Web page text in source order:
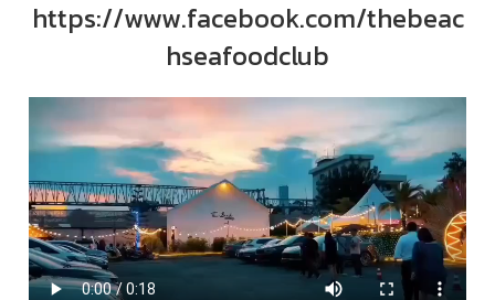
https://www.facebook.com/thebeac
hseafoodclub